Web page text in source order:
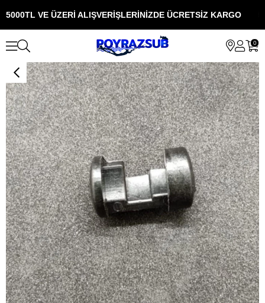
5000TL VE ÜZERİ ALIŞVERİŞLERİNİZDE ÜCRETSİZ KARGO
0